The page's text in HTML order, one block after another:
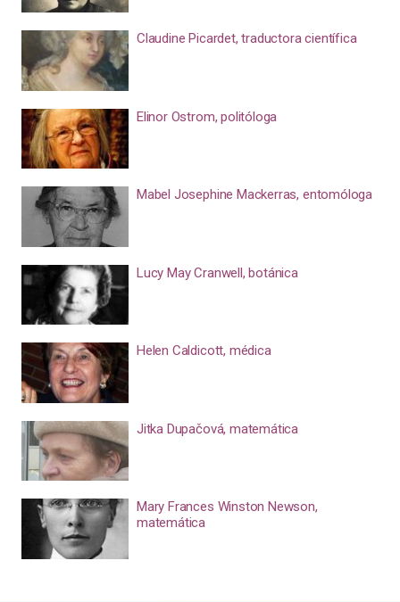
Claudine Picardet, traductora científica
Elinor Ostrom, politóloga
Mabel Josephine Mackerras, entomóloga
Lucy May Cranwell, botánica
Helen Caldicott, médica
Jitka Dupačová, matemática
Mary Frances Winston Newson,
matemática